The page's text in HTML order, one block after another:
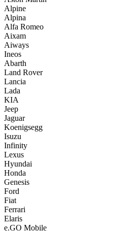
Alpine
Alpina
Alfa Romeo
Aixam
Aiways
Ineos
Abarth
Land Rover
Lancia
Lada
KIA
Jeep
Jaguar
Koenigsegg
Isuzu
Infinity
Lexus
Hyundai
Honda
Genesis
Ford
Fiat
Ferrari
Elaris
e.GO Mobile